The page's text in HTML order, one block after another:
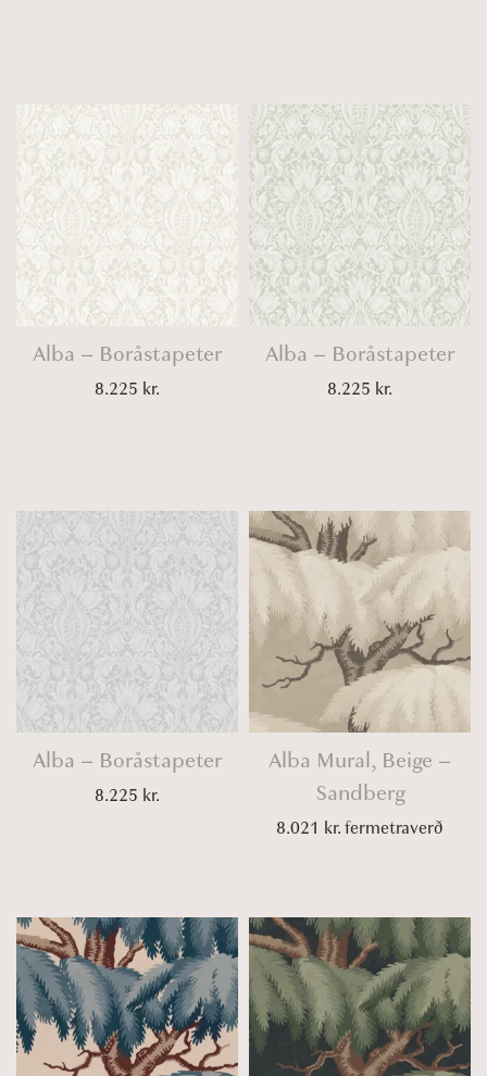
Alba – Boråstapeter
8.225 kr.
Alba – Boråstapeter
8.225 kr.
Alba – Boråstapeter
8.225 kr.
Alba Mural, Beige –
Sandberg
8.021 kr.fermetraverð